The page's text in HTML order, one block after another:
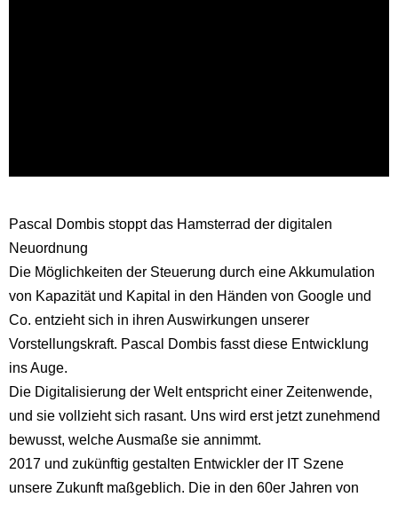
Pascal Dombis stoppt das Hamsterrad der digitalen
Neuordnung
Die Möglichkeiten der Steuerung durch eine Akkumulation
von Kapazität und Kapital in den Händen von Google und
Co. entzieht sich in ihren Auswirkungen unserer
Vorstellungskraft. Pascal Dombis fasst diese Entwicklung
ins Auge.
Die Digitalisierung der Welt entspricht einer Zeitenwende,
und sie vollzieht sich rasant. Uns wird erst jetzt zunehmend
bewusst, welche Ausmaße sie annimmt.
2017 und zukünftig gestalten Entwickler der IT Szene
unsere Zukunft maßgeblich. Die in den 60er Jahren von